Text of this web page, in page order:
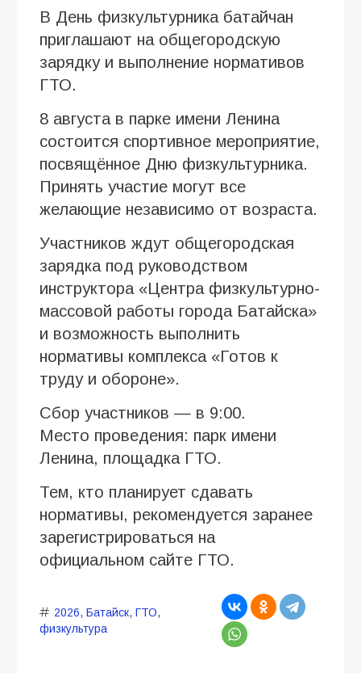
В День физкультурника батайчан
приглашают на общегородскую
зарядку и выполнение нормативов
ГТО.
8 августа в парке имени Ленина
состоится спортивное мероприятие,
посвящённое Дню физкультурника.
Принять участие могут все
желающие независимо от возраста.
Участников ждут общегородская
зарядка под руководством
инструктора «Центра физкультурно-
массовой работы города Батайска»
и возможность выполнить
нормативы комплекса «Готов к
труду и обороне».
Сбор участников — в 9:00.
Место проведения: парк имени
Ленина, площадка ГТО.
Тем, кто планирует сдавать
нормативы, рекомендуется заранее
зарегистрироваться на
официальном сайте ГТО.
2026, Батайск, ГТО,
физкультура